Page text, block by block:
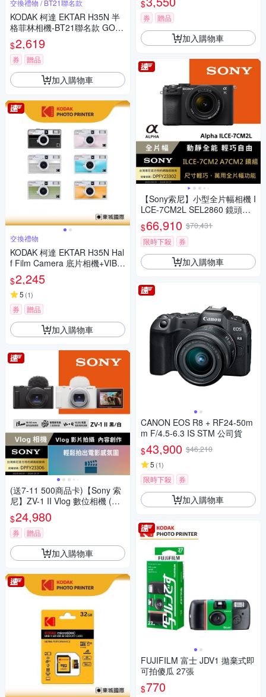
交換禮物 / BT21聯名款
KODAK 柯達 EKTAR H35N 半
格菲林相機-BT21聯名款 GOL
D 200底片組
$2,619
券 贈品
加入購物車
交換禮物
KODAK 柯達 EKTAR H35N Hal
f Film Camera 底片相機+VIBE
400底片組
$2,245
5 (1)
券 贈品
加入購物車
(送7-11 500商品卡)【Sony 索
尼】ZV-1 II Vlog 數位相機 (公
司貨 保固18+6 個月)
$24,980
券 贈品
加入購物車
$
券 贈品
加入購物車
【Sony索尼】小型全片幅相機 I
LCE-7CM2L SEL2860 鏡頭組
(公司貨 保固18+6個月)
$66,910 $70,431
限時下殺
券
加入購物車
CANON EOS R8 + RF24-50m
m F/4.5-6.3 IS STM 公司貨
$43,900 $46,210
5 (1)
限時下殺 券
加入購物車
FUJIFILM 富士 JDV1 拋棄式即
可拍傻瓜 27張
$770